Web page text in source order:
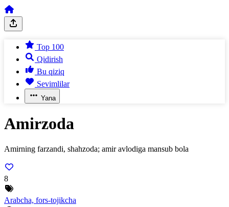
Top 100
Qidirish
Bu qiziq
Sevimlilar
Yana
Amirzoda
Amirning farzandi, shahzoda; amir avlodiga mansub bola
8
Arabcha, fors-tojikcha